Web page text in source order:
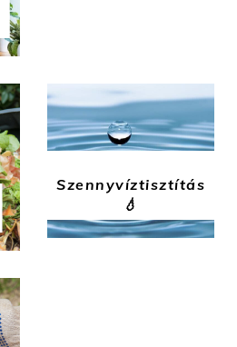
Szennyvíztisztítás
💧